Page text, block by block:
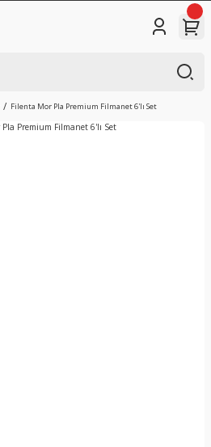
Filenta Mor Pla Premium Filmanet 6'lı Set